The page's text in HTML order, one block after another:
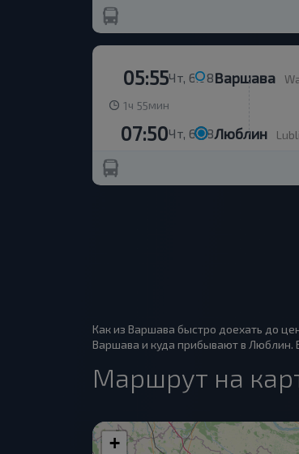
Чт, 6.08
05:55 Варшава
1ч 55мин
Чт, 6.08
07:50 Люблин
Как из Варшава быстро доехать до
Варшава и куда прибывают в Люблин.
Маршрут на
+